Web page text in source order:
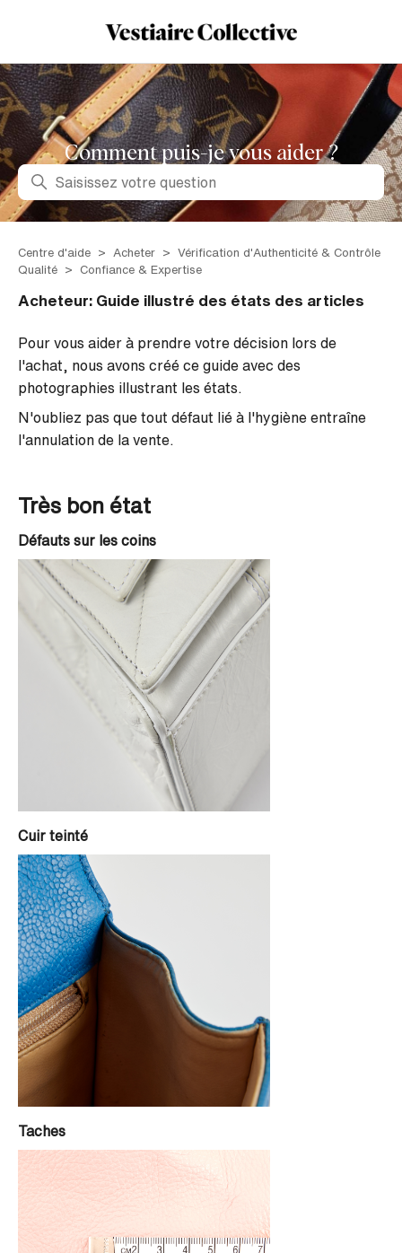
Comment puis-je vous aider ?
Recherche
Centre d'aide Acheter
Vérification d'Authenticité & Contrôle
Qualité
Confiance & Expertise
Acheteur: Guide illustré des états des articles
Pour vous aider à prendre votre décision lors de
l'achat, nous avons créé ce guide avec des
photographies illustrant les états.
N'oubliez pas que tout défaut lié à l'hygiène entraîne
l'annulation de la vente.
Très bon état
Défauts sur les coins
Cuir teinté
Taches